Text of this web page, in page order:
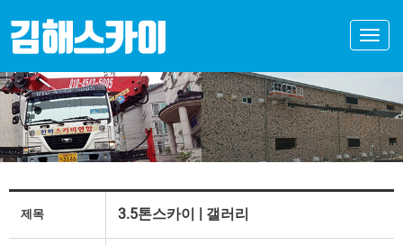
Toggle
제목 3.5톤스카이 | 갤러리